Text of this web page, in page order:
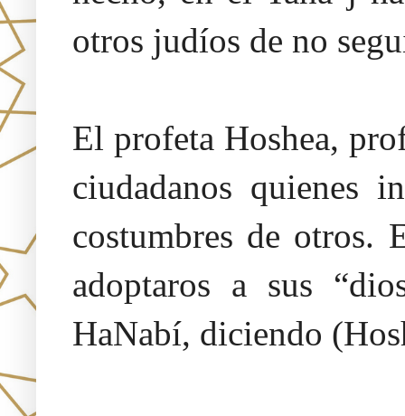
otros judíos de no
El profeta Hoshea,
ciudadanos quienes
costumbres de otros.
adoptaros a sus
HaNabí, diciendo